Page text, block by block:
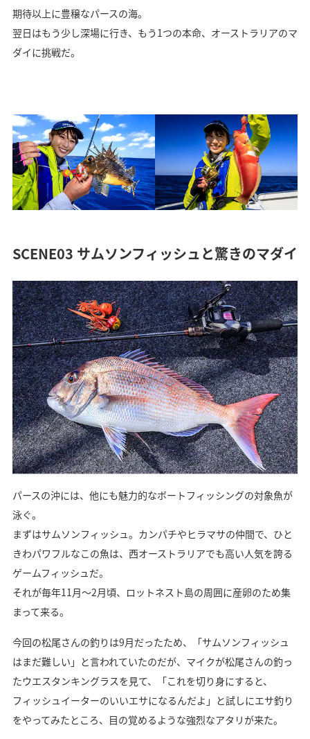
期待以上に豊穣なパースの海。
翌日はもう少し深場に行き、もう1つの本命、オーストラリアのマ
ダイに挑戦だ。
SCENE03 サムソンフィッシュと驚きのマダイ
パースの沖には、他にも魅力的なボートフィッシングの対象魚が
泳ぐ。
まずはサムソンフィッシュ。カンパチやヒラマサの仲間で、ひと
きわパワフルなこの魚は、西オーストラリアでも高い人気を誇る
ゲームフィッシュだ。
それが毎年11月～2月頃、ロットネスト島の周囲に産卵のため集
まって来る。
今回の松尾さんの釣りは9月だったため、「サムソンフィッシュ
はまだ難しい」と言われていたのだが、マイクが松尾さんの釣っ
たウエスタンキングラスを見て、「これを切り身にすると、
フィッシュイーターのいいエサになるんだよ」と試しにエサ釣り
をやってみたところ、目の覚めるような強烈なアタリが来た。